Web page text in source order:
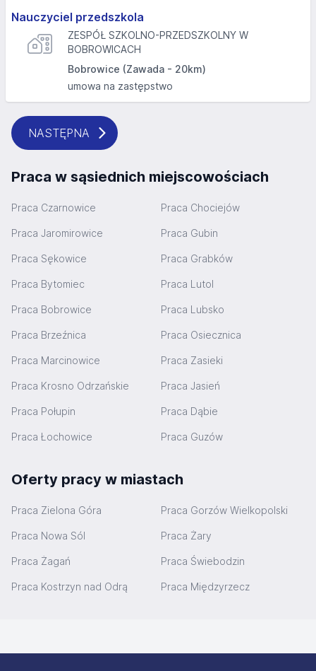
Nauczyciel przedszkola
ZESPÓŁ SZKOLNO-PRZEDSZKOLNY W
BOBROWICACH
Bobrowice (Zawada - 20km)
umowa na zastępstwo
NASTĘPNA
Praca w sąsiednich miejscowościach
Praca Czarnowice Praca Chociejów
Praca Jaromirowice Praca Gubin
Praca Sękowice Praca Grabków
Praca Bytomiec Praca Lutol
Praca Bobrowice Praca Lubsko
Praca Brzeźnica Praca Osiecznica
Praca Marcinowice Praca Zasieki
Praca Krosno Odrzańskie Praca Jasień
Praca Połupin Praca Dąbie
Praca Łochowice Praca Guzów
Oferty pracy w miastach
Praca Zielona Góra Praca Gorzów Wielkopolski
Praca Nowa Sól Praca Żary
Praca Żagań Praca Świebodzin
Praca Kostrzyn nad Odrą Praca Międzyrzecz